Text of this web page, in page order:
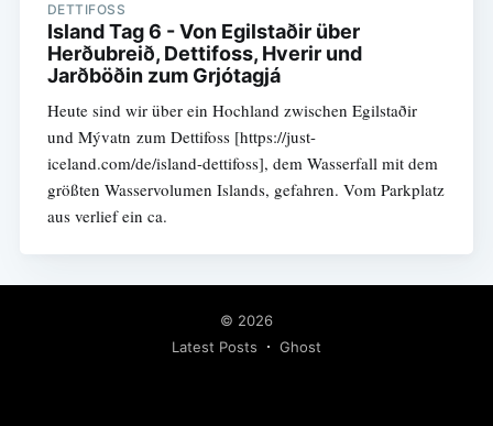
DETTIFOSS
Island Tag 6 - Von Egilstaðir über
Herðubreið, Dettifoss, Hverir und
Jarðböðin zum Grjótagjá
Heute sind wir über ein Hochland zwischen Egilstaðir
und Mývatn zum Dettifoss [https://just-
iceland.com/de/island-dettifoss], dem Wasserfall mit dem
größten Wasservolumen Islands, gefahren. Vom Parkplatz
aus verlief ein ca.
© 2026
Latest Posts
Ghost